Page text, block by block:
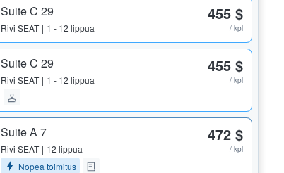
Suite C 29
Rivi SEAT 1 - 12 lippua
455 $
/ kpl
Suite C 29
Rivi SEAT 1 - 12 lippua
455 $
/ kpl
Suite A 7
Rivi SEAT
12 lippua
Nopea toimitus
472 $
/ kpl